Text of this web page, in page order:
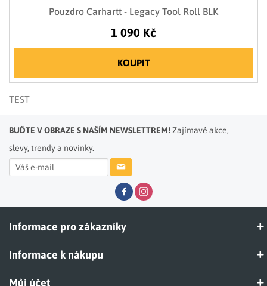
Pouzdro Carhartt - Legacy Tool Roll BLK
1 090 Kč
KOUPIT
TEST
BUĎTE V OBRAZE S NAŠÍM NEWSLETTREM!Zajímavé akce,
slevy, trendy a novinky.
Informace pro zákazníky
Informace k nákupu
Můj účet